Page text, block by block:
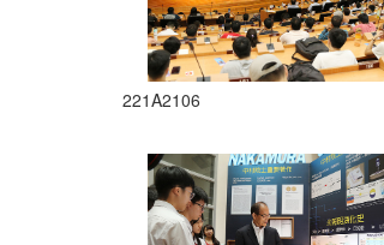
221A2106